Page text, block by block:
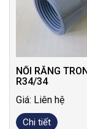
NỐI RĂNG
R34/34
Giá: Liên hệ
Chi tiết